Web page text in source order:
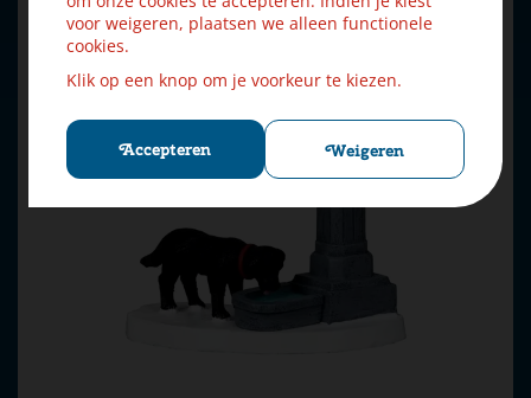
voor weigeren, plaatsen we alleen functionele
cookies.
Klik op een knop om je voorkeur te kiezen.
Accepteren Weigeren